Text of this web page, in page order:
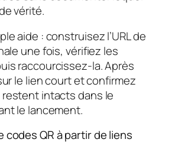
vérité.
aide : construisez l’URL de
une fois, vérifiez les
raccourcissez-la. Après
le lien court et confirmez
restent intacts dans le
le lancement.
codes QR à partir de liens